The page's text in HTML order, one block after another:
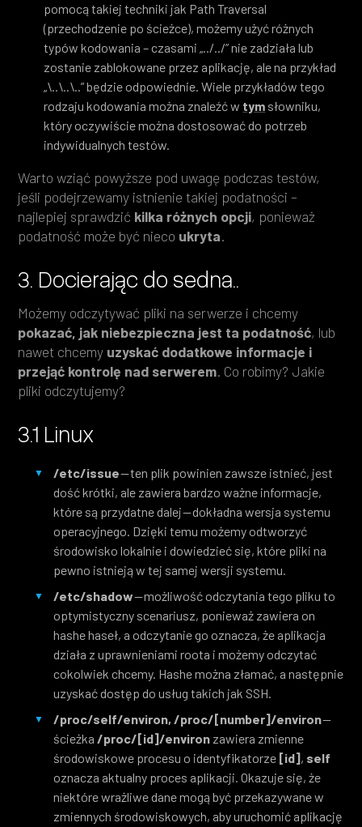
pomocą takiej techniki jak Path Traversal
(przechodzenie po ścieżce), możemy użyć różnych
typów kodowania – czasami „../../” nie zadziała lub
zostanie zablokowane przez aplikację, ale na przykład
„\..\..\..” będzie odpowiednie. Wiele przykładów tego
rodzaju kodowania można znaleźć w tym słowniku,
który oczywiście można dostosować do potrzeb
indywidualnych testów.
Warto wziąć powyższe pod uwagę podczas testów,
jeśli podejrzewamy istnienie takiej podatności –
najlepiej sprawdzić kilka różnych opcji, ponieważ
podatność może być nieco ukryta.
3. Docierając do sedna..
Możemy odczytywać pliki na serwerze i chcemy
pokazać, jak niebezpieczna jest ta podatność, lub
nawet chcemy uzyskać dodatkowe informacje i
przejąć kontrolę nad serwerem. Co robimy? Jakie
pliki odczytujemy?
3.1 Linux
/etc/issue— ten plik powinien zawsze istnieć, jest
dość krótki, ale zawiera bardzo ważne informacje,
które są przydatne dalej — dokładna wersja systemu
operacyjnego. Dzięki temu możemy odtworzyć
środowisko lokalnie i dowiedzieć się, które pliki na
pewno istnieją w tej samej wersji systemu.
/etc/shadow— możliwość odczytania tego pliku to
optymistyczny scenariusz, ponieważ zawiera on
hashe haseł, a odczytanie go oznacza, że aplikacja
działa z uprawnieniami roota i możemy odczytać
cokolwiek chcemy. Hashe można złamać, a następnie
uzyskać dostęp do usług takich jak SSH.
/proc/self/environ, /proc/[number]/environ—
ścieżka /proc/[id]/environ zawiera zmienne
środowiskowe procesu o identyfikatorze [id], self
oznacza aktualny proces aplikacji. Okazuje się, że
niektóre wrażliwe dane mogą być przekazywane w
zmiennych środowiskowych, aby uruchomić aplikację